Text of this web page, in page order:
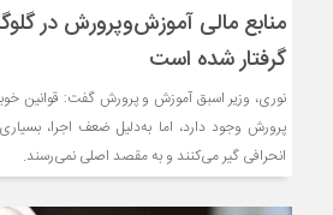
منابع مالی آموزش‌وپرورش در
گرفتار شده‌ است
نوری، وزیر اسبق آموزش و پرورش گفت: قوانین
پرورش وجود دارد، اما به‌دلیل ضعف اجرا،
انحرافی گیر می‌کنند و به مقصد اصلی نمی‌رسند.